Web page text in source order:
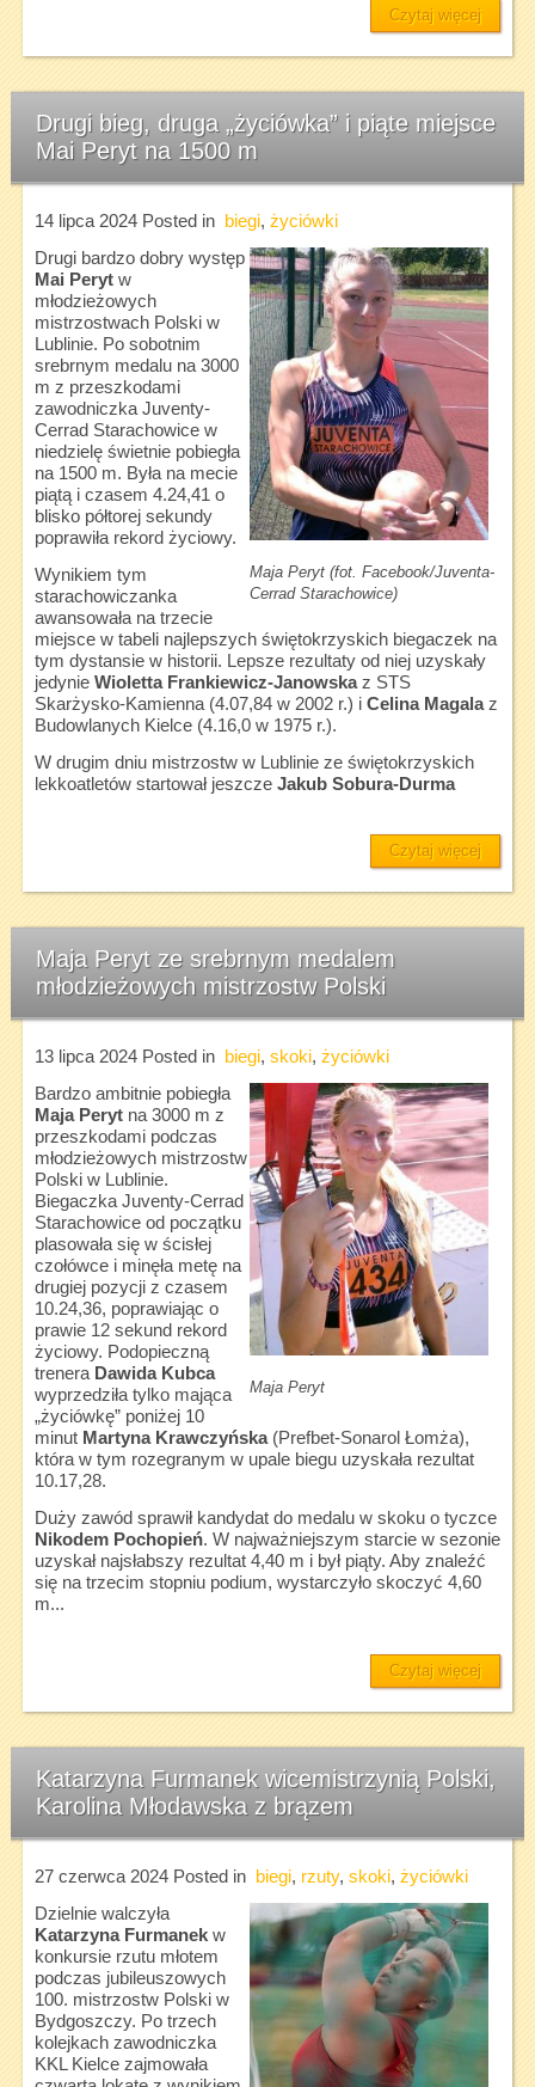
Czytaj więcej
Drugi bieg, druga „życiówka” i piąte miejsce
Mai Peryt na 1500 m
14 lipca 2024Posted in biegi, życiówki
Maja Peryt (fot. Facebook/Juventa-
Cerrad Starachowice)
Drugi bardzo dobry występ
Mai Perytw
młodzieżowych
mistrzostwach Polski w
Lublinie. Po sobotnim
srebrnym medalu na 3000
m z przeszkodami
zawodniczka Juventy-
Cerrad Starachowice w
niedzielę świetnie pobiegła
na 1500 m. Była na mecie
piątą i czasem 4.24,41 o
blisko półtorej sekundy
poprawiła rekord życiowy.
Wynikiem tym
starachowiczanka
awansowała na trzecie
miejsce w tabeli najlepszych świętokrzyskich biegaczek na
tym dystansie w historii. Lepsze rezultaty od niej uzyskały
jedynie Wioletta Frankiewicz-Janowskaz STS
Skarżysko-Kamienna (4.07,84 w 2002 r.) i Celina Magalaz
Budowlanych Kielce (4.16,0 w 1975 r.).
W drugim dniu mistrzostw w Lublinie ze świętokrzyskich
lekkoatletów startował jeszcze Jakub Sobura-Durma
Czytaj więcej
Maja Peryt ze srebrnym medalem
młodzieżowych mistrzostw Polski
13 lipca 2024Posted in biegi, skoki, życiówki
Maja Peryt
Bardzo ambitnie pobiegła
Maja Perytna 3000 m z
przeszkodami podczas
młodzieżowych mistrzostw
Polski w Lublinie.
Biegaczka Juventy-Cerrad
Starachowice od początku
plasowała się w ścisłej
czołówce i minęła metę na
drugiej pozycji z czasem
10.24,36, poprawiając o
prawie 12 sekund rekord
życiowy. Podopieczną
trenera Dawida Kubca
wyprzedziła tylko mająca
„życiówkę” poniżej 10
minut Martyna Krawczyńska(Prefbet-Sonarol Łomża),
która w tym rozegranym w upale biegu uzyskała rezultat
10.17,28.
Duży zawód sprawił kandydat do medalu w skoku o tyczce
Nikodem Pochopień. W najważniejszym starcie w sezonie
uzyskał najsłabszy rezultat 4,40 m i był piąty. Aby znaleźć
się na trzecim stopniu podium, wystarczyło skoczyć 4,60
m...
Czytaj więcej
Katarzyna Furmanek wicemistrzynią Polski,
Karolina Młodawska z brązem
27 czerwca 2024Posted in biegi, rzuty, skoki, życiówki
Dzielnie walczyła
Katarzyna Furmanekw
konkursie rzutu młotem
podczas jubileuszowych
100. mistrzostw Polski w
Bydgoszczy. Po trzech
kolejkach zawodniczka
KKL Kielce zajmowała